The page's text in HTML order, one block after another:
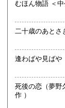
死後の恋（夢野久
作 ）